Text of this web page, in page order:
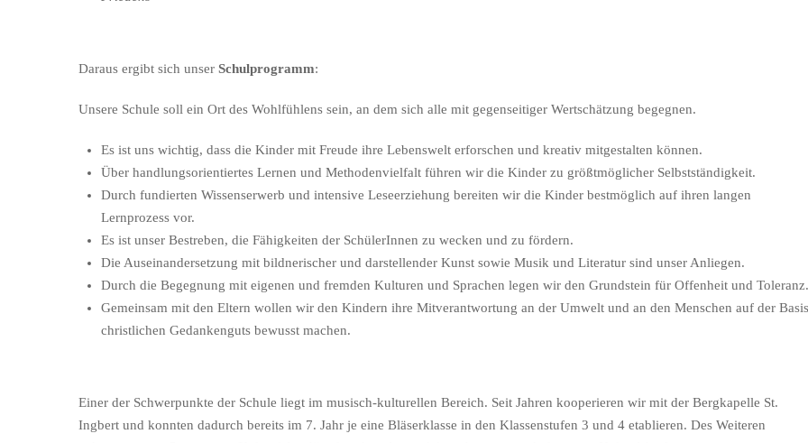
Daraus ergibt sich unser Schulprogramm:
Unsere Schule soll ein Ort des Wohlfühlens sein, an dem sich alle mit gegenseitiger Wertschätzung begegnen.
Es ist uns wichtig, dass die Kinder mit Freude ihre Lebenswelt erforschen und kreativ mitgestalten können.
Über handlungsorientiertes Lernen und Methodenvielfalt führen wir die Kinder zu größtmöglicher Selbstständigkeit.
Durch fundierten Wissenserwerb und intensive Leseerziehung bereiten wir die Kinder bestmöglich auf ihren langen
Lernprozess vor.
Es ist unser Bestreben, die Fähigkeiten der SchülerInnen zu wecken und zu fördern.
Die Auseinandersetzung mit bildnerischer und darstellender Kunst sowie Musik und Literatur sind unser Anliegen.
Durch die Begegnung mit eigenen und fremden Kulturen und Sprachen legen wir den Grundstein für Offenheit und Toleranz.
Gemeinsam mit den Eltern wollen wir den Kindern ihre Mitverantwortung an der Umwelt und an den Menschen auf der Basis
christlichen Gedankenguts bewusst machen.
Einer der Schwerpunkte der Schule liegt im musisch-kulturellen Bereich. Seit Jahren kooperieren wir mit der Bergkapelle St.
Ingbert und konnten dadurch bereits im 7. Jahr je eine Bläserklasse in den Klassenstufen 3 und 4 etablieren. Des Weiteren